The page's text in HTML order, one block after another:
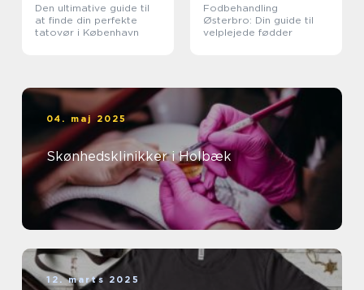
Den ultimative guide til
at finde din perfekte
tatovør i København
Fodbehandling
Østerbro: Din guide til
velplejede fødder
04. maj 2025
Skønhedsklinikker i Holbæk
12. marts 2025